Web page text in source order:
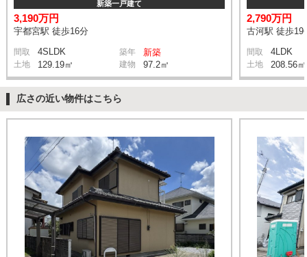
新築一戸建て
3,190万円
宇都宮駅 徒歩16分
間取 4SLDK 築年 新築
土地 129.19㎡ 建物 97.2㎡
2,790万円
古河駅 徒歩19
間取 4LDK
土地 208.56㎡
広さの近い物件はこちら